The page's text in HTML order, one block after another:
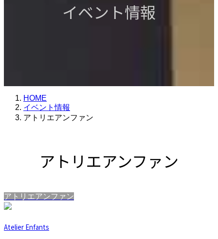
イベント情報
HOME
イベント情報
アトリエアンファン
アトリエアンファン
アトリエアンファン
Atelier Enfants